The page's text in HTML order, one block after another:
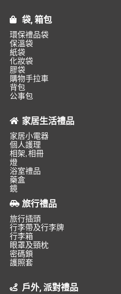
袋, 箱包
環保禮品袋
保溫袋
紙袋
化妝袋
膠袋
購物手拉車
背包
公事包
家居生活禮品
家居小電器
個人護理
相架, 相冊
燈
浴室禮品
藥盒
鏡
旅行禮品
旅行插頭
行李帶及行李牌
行李箱
眼罩及頸枕
密碼鎖
護照套
戶外, 派對禮品